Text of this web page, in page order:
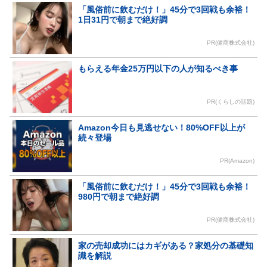
「風俗前に飲むだけ！」45分で3回戦も余裕！
1日31円で朝まで絶好調
PR(健商株式会社)
もらえる年金25万円以下の人が知るべき事
PR(くらしの話題)
Amazon今日も見逃せない！80%OFF以上が
続々登場
PR(Amazon)
「風俗前に飲むだけ！」45分で3回戦も余裕！
980円で朝まで絶好調
PR(健商株式会社)
家の売却成功にはカギがある？家処分の基礎知
識を解説